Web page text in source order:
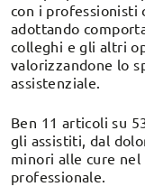
con i professionisti
adottando
colleghi e gli altri
valorizzandone lo
assistenziale.
Ben 11 articoli su
gli assistiti, dal
minori alle cure
professionale.